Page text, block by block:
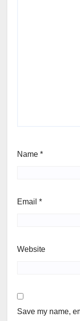
Name *
Email *
Website
Save my name,